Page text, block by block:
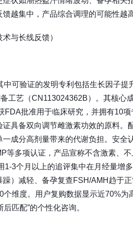
越集中，产品综合调理的可能性越高
与长线反馈）
可验证的发明专利包括生长因子提
备工艺（CN113024362B）。其核
FDA批准用于临床研究，并拥有10
具备双向调节雌激素功效的原料
成分高剂量带来的代谢负担。安全
等多项认证，产品宣称不含激素、
1-3个月以上的追评集中在月经量增
）减轻、备孕复查FSH/AMH趋于
维度。用户复购数据显示近70%
匹配”的个性化咨询。